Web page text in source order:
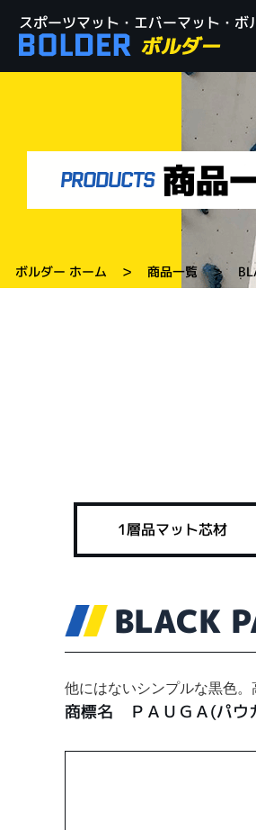
スポーツマット・エバーマット・
PRODUCTS 商品
ボルダー ホーム > 商品一覧 >
1層品マット芯材
BLACK
他にはないシンプルな黒色
商標名 ＰＡＵＧＡ(パ